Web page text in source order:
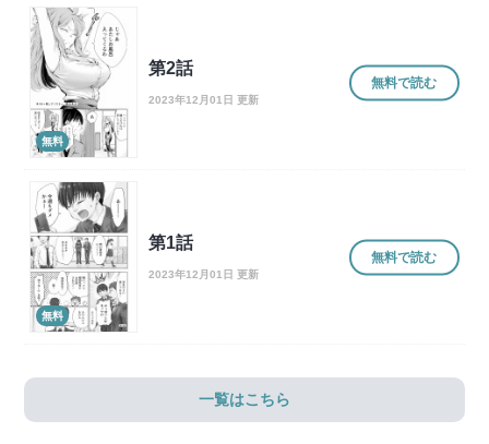
無料
第2話
2023年12月01日 更新
無料で読む
無料
第1話
2023年12月01日 更新
無料で読む
一覧はこちら